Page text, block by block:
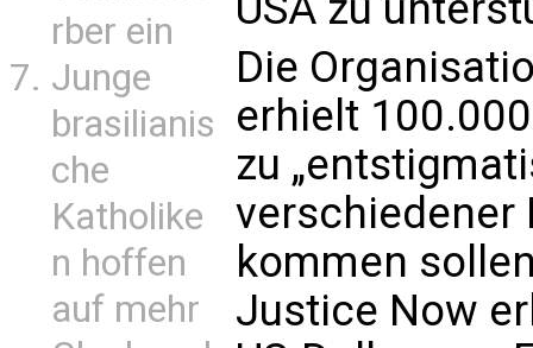
rber ein
Junge
brasilianis
che
Katholike
n hoffen
auf mehr
Die
erhielt
zu
verschiedener
kommen
Justice Now